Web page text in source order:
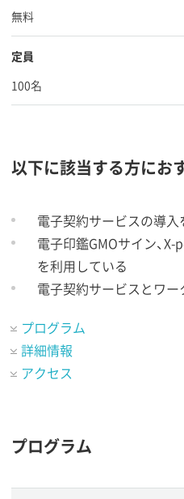
無料
定員
100名
以下に該当する方にお
電子契約サービスの導入
電子印鑑GMOサイン、
を利用している
電子契約サービスとワ
プログラム
詳細情報
アクセス
プログラム